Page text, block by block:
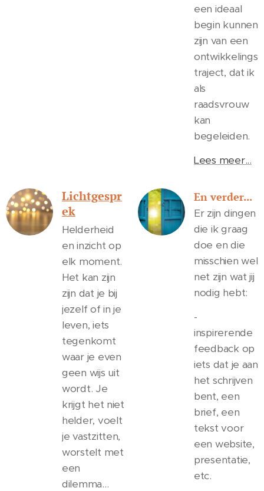
een ideaal
begin kunnen
zijn van een
ontwikkelings
traject, dat ik
als
raadsvrouw
kan
begeleiden.
Lees meer...
Lichtgespr
ek
Helderheid
en inzicht op
elk moment.
Het kan zijn
zijn dat je bij
jezelf of in je
leven, iets
tegenkomt
waar je even
geen wijs uit
wordt. Je
krijgt het niet
helder, voelt
je vastzitten,
worstelt met
een
dilemma...
En verder...
Er zijn dingen
die ik graag
doe en die
misschien wel
net zijn wat jij
nodig hebt:
-
inspirerende
feedback op
iets dat je aan
het schrijven
bent, een
brief, een
tekst voor
een website,
presentatie,
etc.